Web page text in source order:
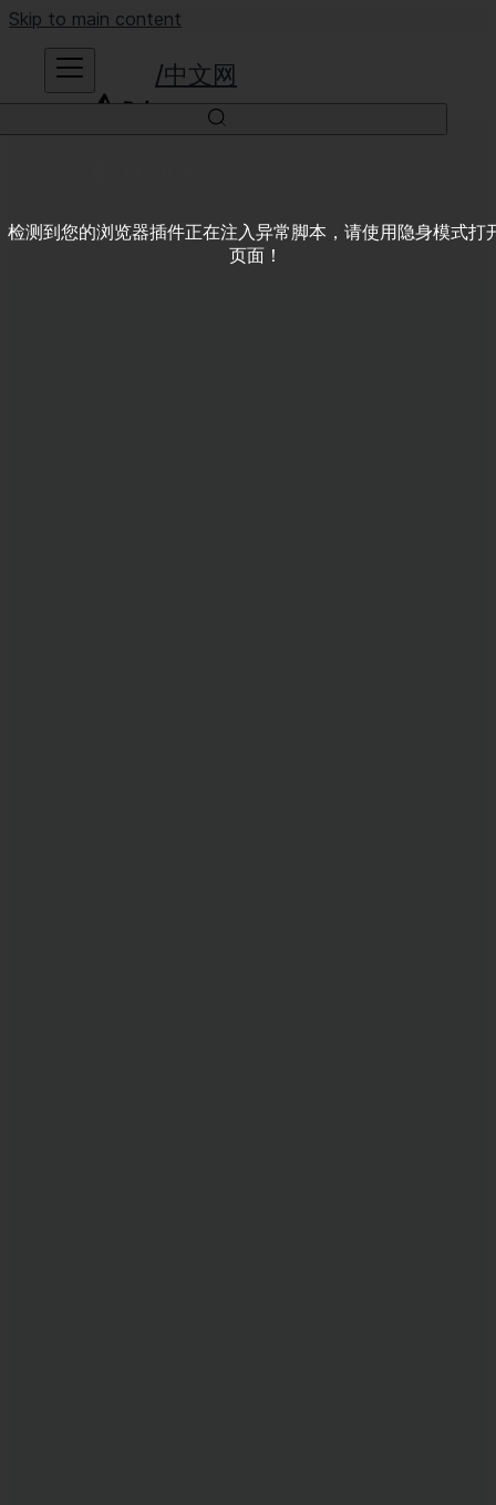
Skip to main content
中文网
检测到您的浏览器插件正在注入异常脚本，请使用隐身模式打
页面！